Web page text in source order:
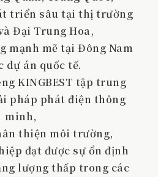
triển sâu tại thị trường
Đại Trung Hoa,
mạnh mẽ tại Đông Nam
dự án quốc tế.
KINGBEST tập trung
pháp phát điện thông
minh,
thiện môi trường,
đạt được sự ổn định
lượng thấp trong các